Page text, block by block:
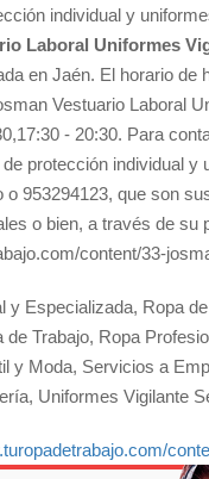
individual y
Laboral Uniformes
en Jaén. El horario de
Vestuario Laboral
- 20:30. Para
protección individual y
o 953294123, que son
o bien, a través de su
content/33-
y Especializada, Ropa
de Trabajo, Ropa
y Moda, Servicios a
Uniformes Vigilante